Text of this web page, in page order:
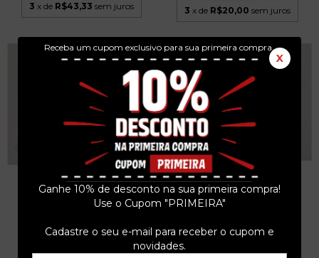
Receba um cupom exclusivo para sua primeira compra.
X
Ganhe 10% de desconto na sua primeira compra!
Use o Cupom "PRIMEIRA"
Cadastre o seu e-mail para receber o cupom e
novidades.
3 x de R$43,33 sem juros 3 x de R$20,00 sem juros
MAGPIE LANE - THE ROBBER
BIRD - CD 2011...
R$129,99
x de R$43,33
CLOSE TO HOME - OLD TIME
MUSIC FROM MIKE...
R$89,99